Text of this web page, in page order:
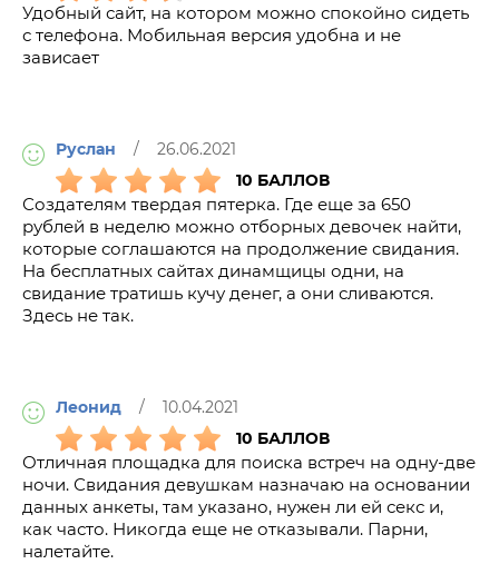
Удобный сайт, на котором можно спокойно сидеть
с телефона. Мобильная версия удобна и не
зависает
Руслан / 26.06.2021
10 БАЛЛОВ
Создателям твердая пятерка. Где еще за 650
рублей в неделю можно отборных девочек найти,
которые соглашаются на продолжение свидания.
На бесплатных сайтах динамщицы одни, на
свидание тратишь кучу денег, а они сливаются.
Здесь не так.
Леонид / 10.04.2021
10 БАЛЛОВ
Отличная площадка для поиска встреч на одну-две
ночи. Свидания девушкам назначаю на основании
данных анкеты, там указано, нужен ли ей секс и,
как часто. Никогда еще не отказывали. Парни,
налетайте.